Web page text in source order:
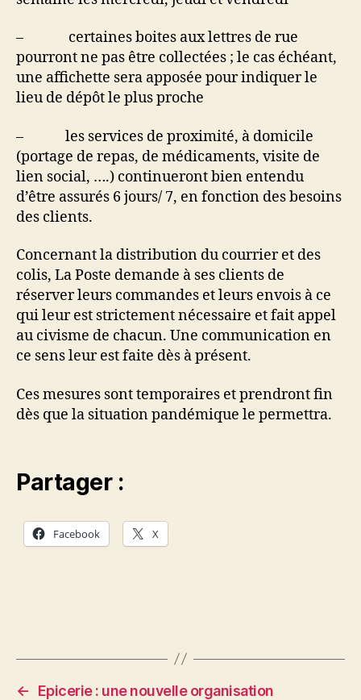
– certaines boites aux lettres de rue
pourront ne pas être collectées ; le cas échéant,
une affichette sera apposée pour indiquer le
lieu de dépôt le plus proche
– les services de proximité, à domicile
(portage de repas, de médicaments, visite de
lien social, ….) continueront bien entendu
d’être assurés 6 jours/ 7, en fonction des besoins
des clients.
Concernant la distribution du courrier et des
colis, La Poste demande à ses clients de
réserver leurs commandes et leurs envois à ce
qui leur est strictement nécessaire et fait appel
au civisme de chacun. Une communication en
ce sens leur est faite dès à présent.
Ces mesures sont temporaires et prendront fin
dès que la situation pandémique le permettra.
Partager :
Facebook X
←
Epicerie : une nouvelle organisation